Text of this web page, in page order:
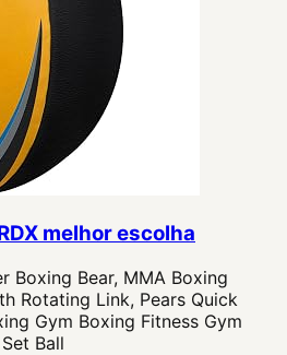
melhor escolha
Boxing Bear, MMA Boxing
Rotating Link, Pears Quick
Gym Boxing Fitness Gym
Ball